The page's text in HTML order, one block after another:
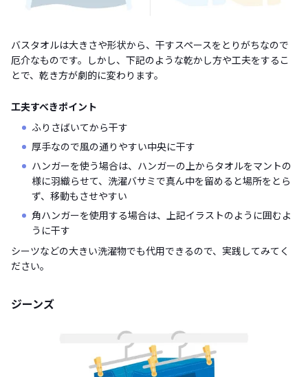
バスタオルは大きさや形状から、干すスペースをとりがちなので
厄介なものです。しかし、下記のような乾かし方や工夫をするこ
とで、乾き方が劇的に変わります。
工夫すべきポイント
ふりさばいてから干す
厚手なので風の通りやすい中央に干す
ハンガーを使う場合は、ハンガーの上からタオルをマントの
様に羽織らせて、洗濯バサミで真ん中を留めると場所をとら
ず、移動もさせやすい
角ハンガーを使用する場合は、上記イラストのように囲むよ
うに干す
シーツなどの大きい洗濯物でも代用できるので、実践してみてく
ださい。
ジーンズ